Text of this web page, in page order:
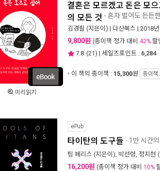
미리읽기
결혼은 모르겠고 돈은 모
의 모든 것 - 혼자 벌어도 든든
김경필 (지은이) | 다산북스 | 2018년
9,800원 (종이책 정가 대비 42% 할
7.8 (21) | 세일즈포인트 : 6,284
이 책의 종이책 : 15,300원 종이책
ePub
타이탄의 도구들 - 1만 시간
팀 페리스 (지은이), 박선령, 정지현
16,200원 (종이책 정가 대비 10%